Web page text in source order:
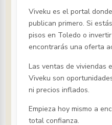
Viveku es el portal
publican primero. Si
pisosen Toledo o
encontrarás una oferta
Las ventas de viviendas
Viveku son
ni precios inflados.
Empieza hoy mismo a
total confianza.